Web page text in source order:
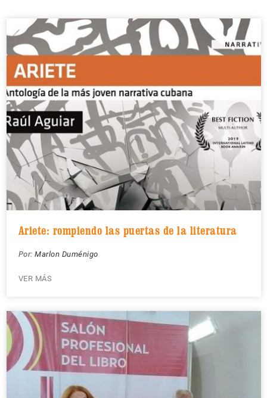
Ariete: rompiendo las puertas de la literatura
Por: Marlon Duménigo
VER MÁS